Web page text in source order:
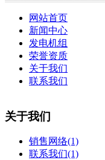
网站首页
新闻中心
发电机组
荣誉资质
关于我们
联系我们
关于我们
销售网络(1)
联系我们(1)